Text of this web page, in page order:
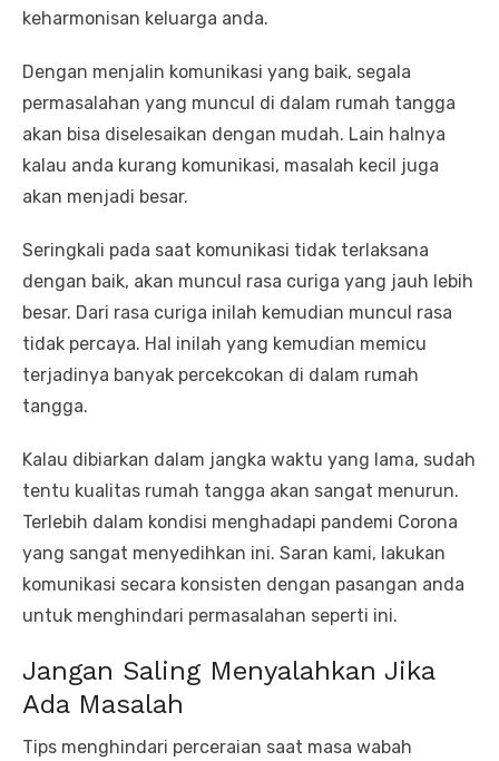
keharmonisan keluarga anda.
Dengan menjalin komunikasi yang baik, segala
permasalahan yang muncul di dalam rumah tangga
akan bisa diselesaikan dengan mudah. Lain halnya
kalau anda kurang komunikasi, masalah kecil juga
akan menjadi besar.
Seringkali pada saat komunikasi tidak terlaksana
dengan baik, akan muncul rasa curiga yang jauh lebih
besar. Dari rasa curiga inilah kemudian muncul rasa
tidak percaya. Hal inilah yang kemudian memicu
terjadinya banyak percekcokan di dalam rumah
tangga.
Kalau dibiarkan dalam jangka waktu yang lama, sudah
tentu kualitas rumah tangga akan sangat menurun.
Terlebih dalam kondisi menghadapi pandemi Corona
yang sangat menyedihkan ini. Saran kami, lakukan
komunikasi secara konsisten dengan pasangan anda
untuk menghindari permasalahan seperti ini.
Jangan Saling Menyalahkan Jika
Ada Masalah
Tips menghindari perceraian saat masa wabah